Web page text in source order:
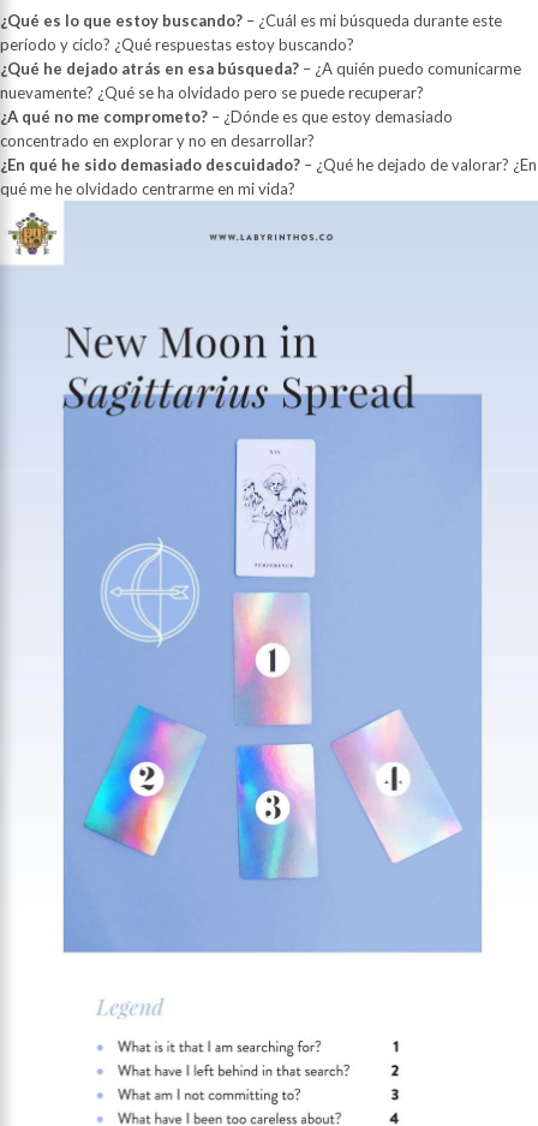
¿Qué es lo que estoy buscando? – ¿Cuál es mi búsqueda durante este
período y ciclo? ¿Qué respuestas estoy buscando?
¿Qué he dejado atrás en esa búsqueda? – ¿A quién puedo comunicarme
nuevamente? ¿Qué se ha olvidado pero se puede recuperar?
¿A qué no me comprometo? – ¿Dónde es que estoy demasiado
concentrado en explorar y no en desarrollar?
¿En qué he sido demasiado descuidado? – ¿Qué he dejado de valorar? ¿En
qué me he olvidado centrarme en mi vida?